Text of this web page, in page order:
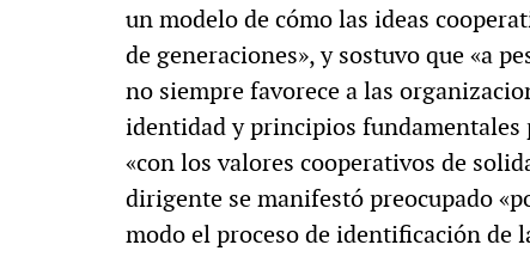
un modelo de cómo las ideas
de generaciones», y sostuvo que «a
no siempre favorece a las
identidad y principios fundamentales
«con los valores cooperativos de
dirigente se manifestó preocupado
modo el proceso de identificación de